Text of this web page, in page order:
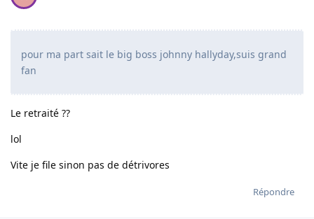
pour ma part sait le big boss johnny hallyday,suis grand
fan
Le retraité ??
lol
Vite je file sinon pas de détrivores
Répondre